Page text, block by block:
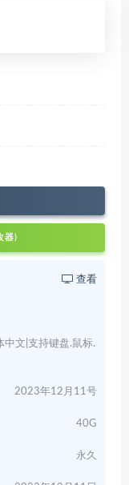
器)
查看
中文|支持键盘.鼠标.
2023年12月11号
40G
永久